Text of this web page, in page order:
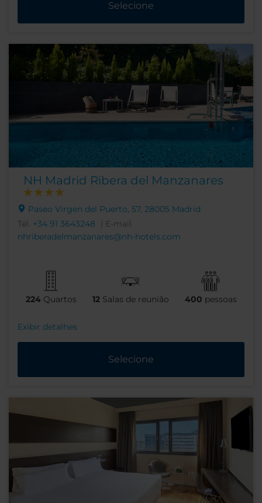
Selecione
NH Madrid Ribera del Manzanares
Paseo Virgen del Puerto, 57, 28005 Madrid
Tel. +34 91 3643248
| E-mail
nhriberadelmanzanares@nh-hotels.com
224 Quartos 12 Salas de reunião 400 pessoas
Exibir detalhes
Selecione